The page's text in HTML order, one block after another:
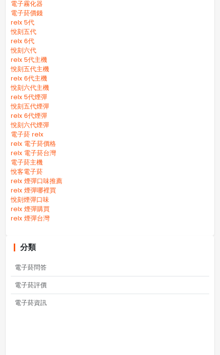
電子霧化器
電子菸價錢
relx 5代
悅刻五代
relx 6代
悅刻六代
relx 5代主機
悅刻五代主機
relx 6代主機
悅刻六代主機
relx 5代煙彈
悅刻五代煙彈
relx 6代煙彈
悅刻六代煙彈
電子菸 relx
relx 電子菸價格
relx 電子菸台灣
電子菸主機
悅客電子菸
relx 煙彈口味推薦
relx 煙彈哪裡買
悅刻煙彈口味
relx 煙彈購買
relx 煙彈台灣
分類
電子菸問答
電子菸評價
電子菸資訊